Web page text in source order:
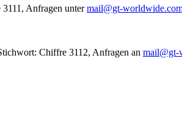
Anfragen untermail@gt-
Chiffre 3112, Anfragen an mail@gt-